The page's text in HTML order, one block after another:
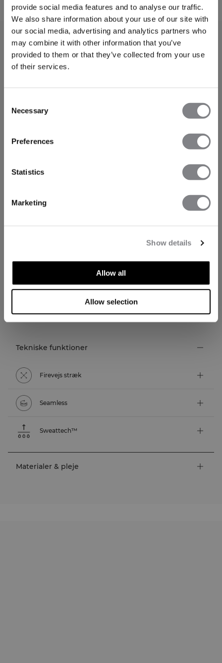
provide social media features and to analyse our traffic.
We also share information about your use of our site with
our social media, advertising and analytics partners who
may combine it with other information that you’ve
provided to them or that they’ve collected from your use
of their services.
Selection
Necessary
Preferences
Statistics
Marketing
Show details
Allow all
Allow selection
TEKNISKE ASPEKTER
Tekniske funktioner
Firevejs stræk
Seamless
Sweattech™
Materialer & pleje